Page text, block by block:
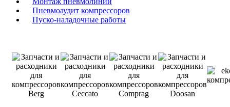
Пневмоаудит компрессоров
Пуско-наладочные работы